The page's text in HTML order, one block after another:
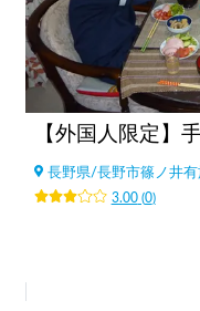
【外国人限定】
長野県/長野市篠ノ井有
3.00(0)